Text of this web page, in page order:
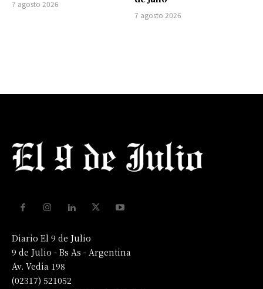
7 agosto 2026
7 agosto 2026
Diario El 9 de Julio
9 de Julio - Bs As - Argentina
Av. Vedia 198
(02317) 521052